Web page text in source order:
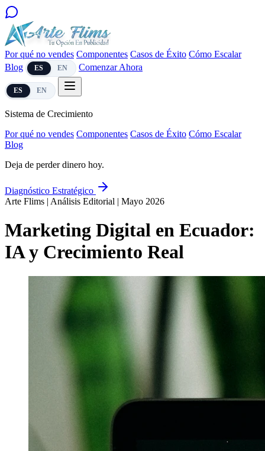
Por qué no vendes Componentes Casos de Éxito Cómo Escalar
Blog
ES EN Comenzar Ahora
ES EN
Sistema de Crecimiento
Por qué no vendes Componentes Casos de Éxito Cómo Escalar
Blog
Deja de perder dinero hoy.
Diagnóstico Estratégico
Arte Flims | Análisis Editorial | Mayo 2026
Marketing Digital en Ecuador:
IA y Crecimiento Real